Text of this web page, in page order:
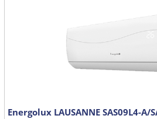
Energolux LAUSANNE SAS09L4-A/